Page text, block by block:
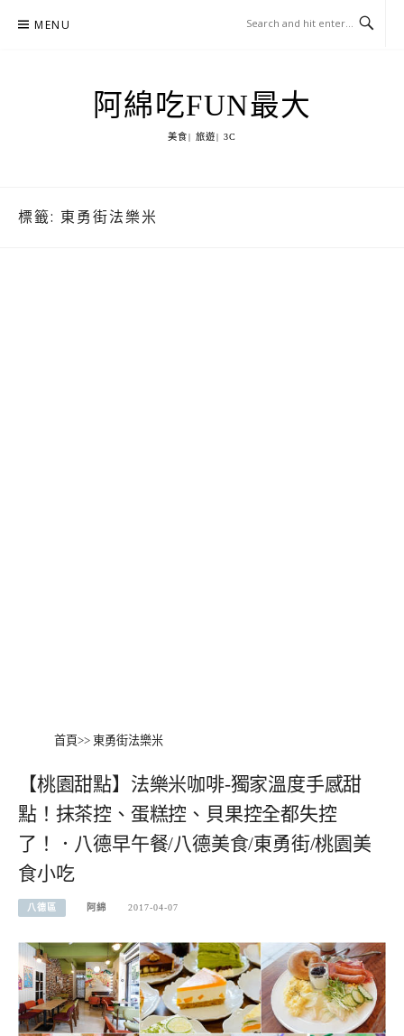
MENU
阿綿吃FUN最大
美食| 旅遊| 3C
標籤: 東勇街法樂米
首頁>> 東勇街法樂米
【桃園甜點】法樂米咖啡-獨家溫度手感甜
點！抹茶控、蛋糕控、貝果控全都失控
了！．八德早午餐/八德美食/東勇街/桃園美
食小吃
八德區 阿綿 2017-04-07